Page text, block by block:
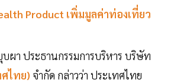
Product เพิ่มมูลค่าท่องเที่ยว
ผา ประธานกรรมการบริหาร บริษัท
ไทย) จำกัด กล่าวว่า ประเทศไทย